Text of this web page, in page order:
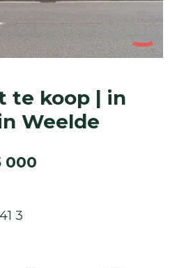
te koop | in
Weelde
000
3